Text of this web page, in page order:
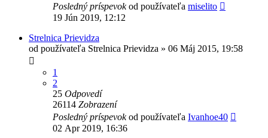
Posledný príspevokod používateľa miselito
19 Jún 2019, 12:12
Strelnica Prievidza
od používateľa Strelnica Prievidza » 06 Máj 2015, 19:58
1
2
25 Odpovedí
26114 Zobrazení
Posledný príspevokod používateľa Ivanhoe40
02 Apr 2019, 16:36